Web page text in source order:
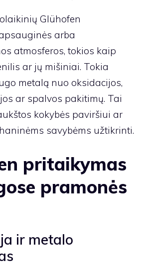
Glühofen
arba
atmosferos, tokios kaip
ar jų mišiniai. Tokia
metalą nuo oksidacijos,
ar spalvos pakitimų. Tai
kokybės paviršiui ar
savybėms užtikrinti.
pritaikymas
pramonės
ir metalo